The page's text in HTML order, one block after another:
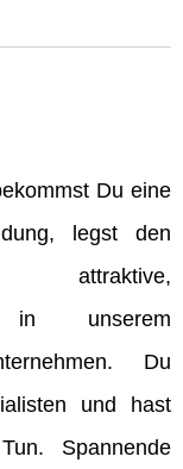
Du eine
legst den
in unserem
Du
und hast
Spannende